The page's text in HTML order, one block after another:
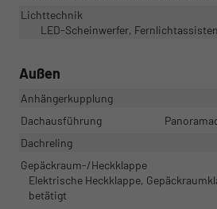
Lichttechnik
LED-Scheinwerfer,
Außen
Anhängerkupplung
Dachausführung
Dachreling
Gepäckraum-/Heckklappe
Elektrische Heckklappe,
betätigt